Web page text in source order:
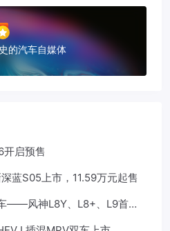
的汽车自媒体
开启预售
蓝S05上市，11.59万元起售
——风神L8Y、L8+、L9首发